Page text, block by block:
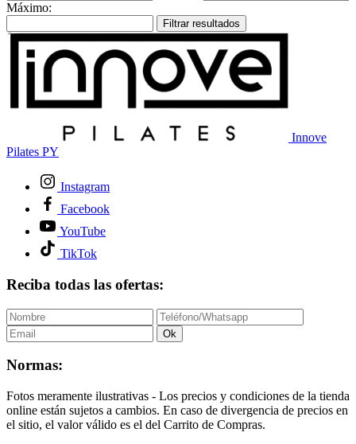
Máximo:
Filtrar resultados
Innove
Pilates PY
Instagram
Facebook
YouTube
TikTok
Reciba todas las ofertas:
Ok
Normas:
Fotos meramente ilustrativas - Los precios y condiciones de la tienda
online están sujetos a cambios. En caso de divergencia de precios en
el sitio, el valor válido es el del Carrito de Compras.